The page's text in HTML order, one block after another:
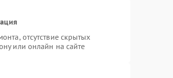
отсутствие скрытых
или онлайн на сайте